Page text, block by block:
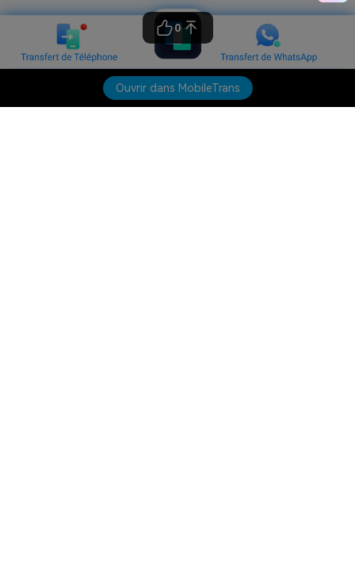
Ouvrir dans MobileTrans
0